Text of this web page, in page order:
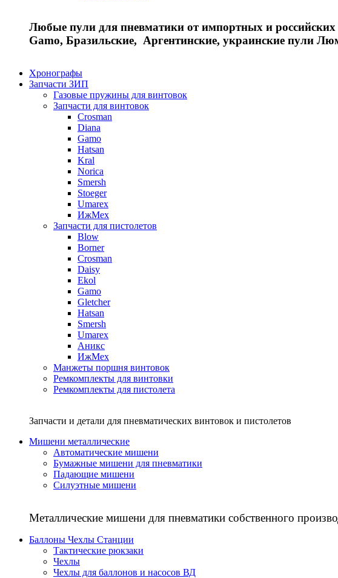
Любые пули для пневматики от импортных и
Gamo, Бразильские, Аргентинские, украинские пули
Хронографы
Запчасти ЗИП
Газовые пружины для винтовок
Запчасти для винтовок
Crosman
Diana
Gamo
Hatsan
Kral
Norica
Smersh
Stoeger
Umarex
ИжМех
Запчасти для пистолетов
Blow
Borner
Crosman
Daisy
Ekol
Gamo
Gletcher
Hatsan
Smersh
Umarex
Аникс
ИжМех
Манжеты поршня винтовок
Ремкомплекты для винтовки
Ремкомплекты для пистолета
Запчасти и детали для пневматических винтовок и пистолетов
Мишени металлические
Автоматические мишени
Бумажные мишени для пневматики
Падающие мишени
Силуэтные мишени
Металлические мишени для пневматики собственного
Баллоны Чехлы Станции
Тактические рюкзаки
Чехлы
Чехлы для баллонов и насосов ВД